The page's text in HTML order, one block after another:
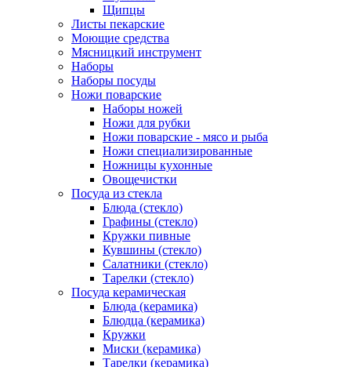
Щипцы
Листы пекарские
Моющие средства
Мясницкий инструмент
Наборы
Наборы посуды
Ножи поварские
Наборы ножей
Ножи для рубки
Ножи поварские - мясо и рыба
Ножи специализированные
Ножницы кухонные
Овощечистки
Посуда из стекла
Блюда (стекло)
Графины (стекло)
Кружки пивные
Кувшины (стекло)
Салатники (стекло)
Тарелки (стекло)
Посуда керамическая
Блюда (керамика)
Блюдца (керамика)
Кружки
Миски (керамика)
Тарелки (керамика)